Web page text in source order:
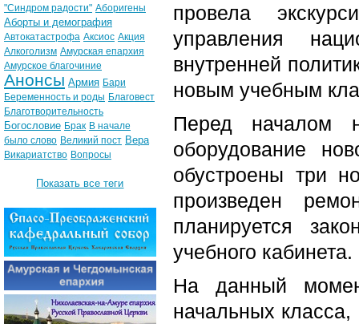
провела
управления
внутренней
новым учебным
Перед началом
оборудование
обустроены три
произведен
планируется
учебного кабинета.
На данный
начальных
"Синдром радости" Аборигены
Аборты и демография
Автокатастрофа Аксиос Акция
Алкоголизм Амурская епархия
Амурское благочиние
Анонсы Армия Бари
Беременность и роды Благовест
Благотворительность
Богословие Брак В начале
было слово Великий пост Вера
Викариатство Вопросы
Показать все теги